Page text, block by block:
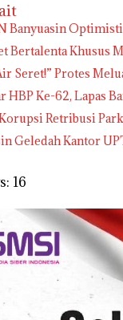
Banyuasin
Bertalenta Khusus
Seret!” Protes
HBP Ke-62, Lapas
Retribusi
Geledah Kantor
16